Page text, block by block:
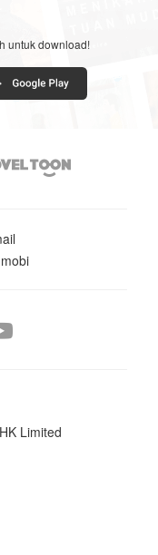
untuk download!
Limited